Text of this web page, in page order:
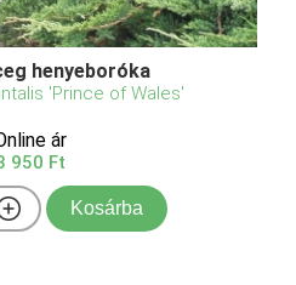
henyeboróka
'Prince of Wales'
ár
950 Ft
Kosárba